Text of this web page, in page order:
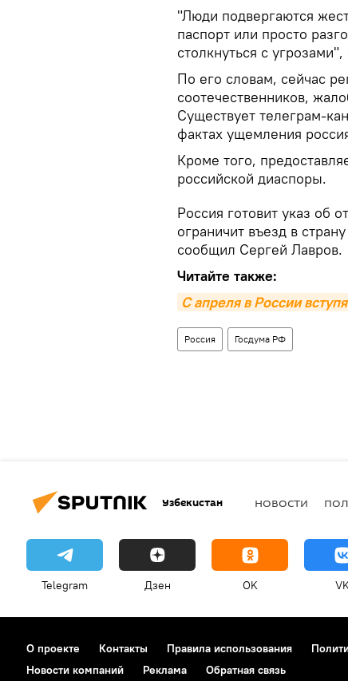
"Люди подвергаются
паспорт или просто
столкнуться с
По его словам, сейчас
соотечественников,
Существует телеграм-
фактах ущемления
Кроме того,
российской диаспоры.
Россия готовит указ об
ограничит въезд в
сообщил Сергей Лавров.
Читайте также:
С апреля в России
Россия Госдума РФ
Узбекистан НОВОСТИ
Telegram Дзен OK
О проекте Контакты Правила использования
Новости компаний
Реклама Обратная связь